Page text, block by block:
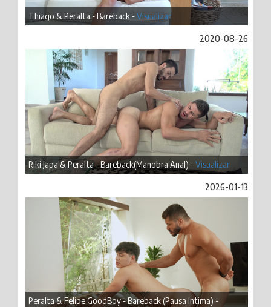
Thiago & Peralta - Bareback -Visualizar
2020-08-26
Riki Japa & Peralta - Bareback(Manobra Anal) -Visualizar
2026-01-13
Peralta & Felipe GoodBoy - Bareback (Pausa Intima) -